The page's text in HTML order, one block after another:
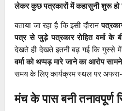
लेकर कुछ पत्रकारों में कहासुनी शुरू हो
बताया जा रहा है कि इसी दौरान
पत्र से जुड़े पत्रकार रोहित वर्मा के
देखते ही देखते इतनी बढ़ गई कि
वर्मा को थप्पड़ मारे जाने का आरोप
समय के लिए कार्यक्रम स्थल पर
मंच के पास बनी तनावपूर्ण